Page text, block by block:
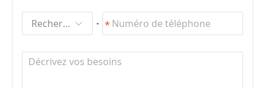
Rechercher et sélectionner -